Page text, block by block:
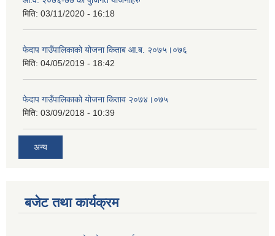
मिति: 03/11/2020 - 16:18
फेदाप गाउँपालिकाको योजना किताब आ.ब. २०७५।०७६
मिति: 04/05/2019 - 18:42
फेदाप गाउँपालिकाको योजना किताव २०७४।०७५
मिति: 03/09/2018 - 10:39
अन्य
बजेट तथा कार्यक्रम